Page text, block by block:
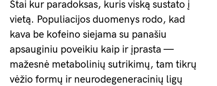
Štai kur paradoksas, kuris viską sustato į
vietą. Populiacijos duomenys rodo, kad
kava be kofeino siejama su panašiu
apsauginiu poveikiu kaip ir įprasta —
mažesnė metabolinių sutrikimų, tam tikrų
vėžio formų ir neurodegeneracinių ligų